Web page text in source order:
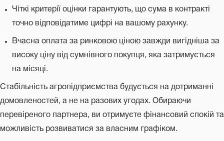
Чіткі критерії оцінки гарантують, що сума в контракті
точно відповідатиме цифрі на вашому рахунку.
Вчасна оплата за ринковою ціною завжди вигідніша за
високу ціну від сумнівного покупця, яка затримується
на місяці.
Стабільність агропідприємства будується на дотриманні
домовленостей, а не на разових угодах. Обираючи
перевіреного партнера, ви отримуєте фінансовий спокій та
можливість розвиватися за власним графіком.